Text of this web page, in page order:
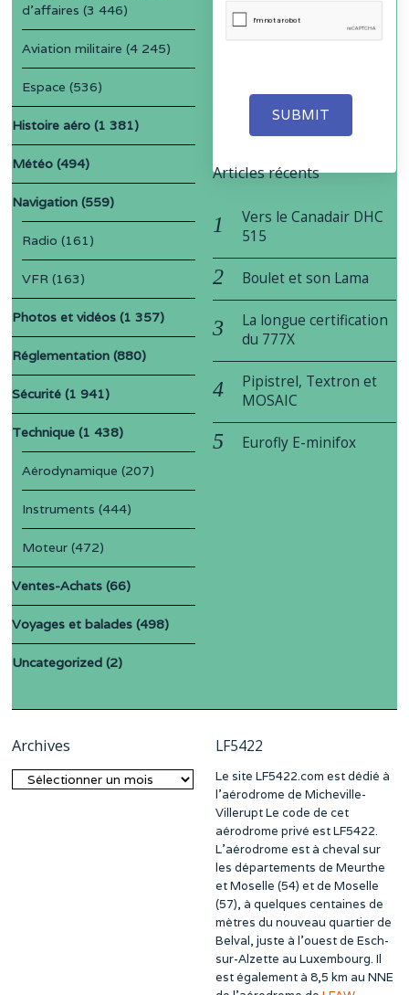
SUBMIT
d'affaires (3 446)
Aviation militaire (4 245)
Espace (536)
Histoire aéro (1 381)
Météo (494)
Navigation (559)
Radio (161)
VFR (163)
Photos et vidéos (1 357)
Réglementation (880)
Sécurité (1 941)
Technique (1 438)
Aérodynamique (207)
Instruments (444)
Moteur (472)
Ventes-Achats (66)
Voyages et balades (498)
Uncategorized (2)
Articles récents
Vers le Canadair DHC
515
Boulet et son Lama
La longue certification
du 777X
Pipistrel, Textron et
MOSAIC
Eurofly E-minifox
Archives
Archives
LF5422
Le site LF5422.com est dédié à
l’aérodrome de Micheville-
Villerupt Le code de cet
aérodrome privé est LF5422.
L’aérodrome est à cheval sur
les départements de Meurthe
et Moselle (54) et de Moselle
(57), à quelques centaines de
mètres du nouveau quartier de
Belval, juste à l’ouest de Esch-
sur-Alzette au Luxembourg. Il
est également à 8,5 km au NNE